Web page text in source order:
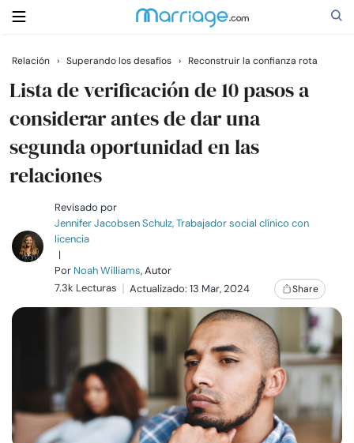
Buscar
Casarse
Relaciones
Familia
Ayuda
Recursos
Comunidad
Relación › Superando los desafíos › Reconstruir la confianza rota
Lista de verificación de 10 pasos a
considerar antes de dar una
segunda oportunidad en las
relaciones
Revisado por
Jennifer Jacobsen Schulz, Trabajador social clínico con
licencia
|
Por Noah Williams, Autor
7.3k Lecturas
Actualizado: 13 Mar, 2024 Share